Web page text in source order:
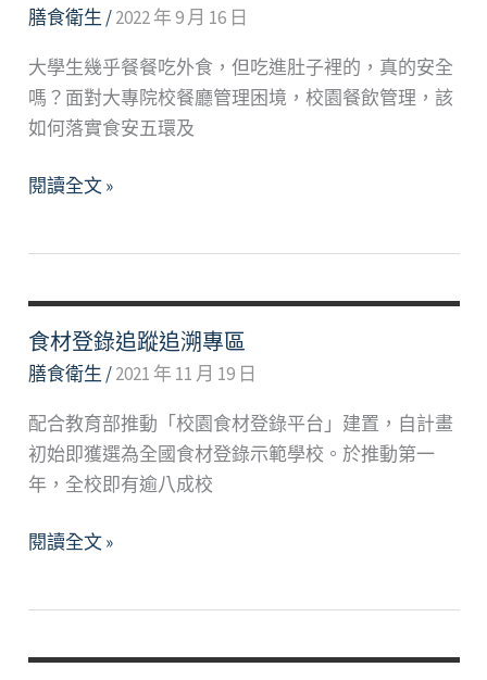
範
學
各
店
自
環
具
優
惠
方
案
膳食衛生 /2022 年 9 月 16 日
大學生幾乎餐餐吃外食，但吃進肚子裡的，真的安全
嗎？面對大專院校餐廳管理困境，校園餐飲管理，該
如何落實食安五環及
大
什
麼？
主
出
擊
食
補
網
閱讀全文 »
食材登錄追蹤追溯專區
膳食衛生 /2021 年 11 月 19 日
配合教育部推動「校園食材登錄平台」建置，自計畫
初始即獲選為全國食材登錄示範學校。於推動第一
年，全校即有逾八成校
食
追
閱讀全文 »